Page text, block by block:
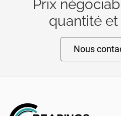
Prix
quantité
Nous